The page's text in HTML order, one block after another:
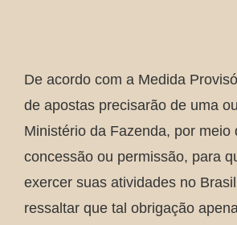
De acordo com a Medida
de apostas precisarão de uma
Ministério da Fazenda, por meio
concessão ou permissão, para
exercer suas atividades no
ressaltar que tal obrigação